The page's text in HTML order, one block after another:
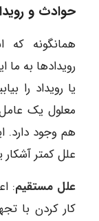
حوادث و
همانگونه که
رویدادها به
یا رویداد را
معلول یک
هم وجود دارد.
علل کمتر
علل مستقیم:
کار کردن با